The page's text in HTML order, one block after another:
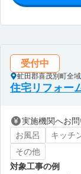
受付中
虻田郡喜茂別町全域
住宅リフォー
実施機関へお
お風呂
キッチ
その他
対象工事の例